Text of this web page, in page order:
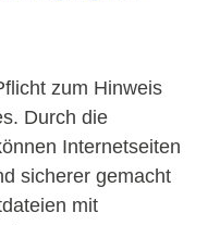
zum Hinweis
Durch die
Internetseiten
sicherer gemacht
mit